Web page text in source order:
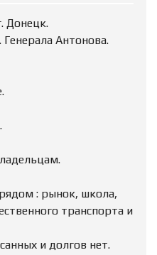
Донецк.
Антонова.
: рынок, школа,
транспорта и
и долгов нет.